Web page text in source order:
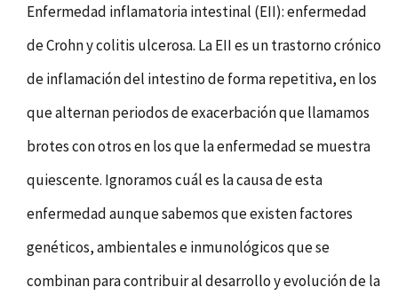
Enfermedad inflamatoria intestinal (EII): enfermedad
de Crohn y colitis ulcerosa. La EII es un trastorno crónico
de inflamación del intestino de forma repetitiva, en los
que alternan periodos de exacerbación que llamamos
brotes con otros en los que la enfermedad se muestra
quiescente. Ignoramos cuál es la causa de esta
enfermedad aunque sabemos que existen factores
genéticos, ambientales e inmunológicos que se
combinan para contribuir al desarrollo y evolución de la